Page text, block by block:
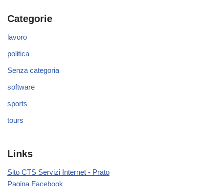
Categorie
lavoro
politica
Senza categoria
software
sports
tours
Links
Sito CTS Servizi Internet - Prato
Pagina Facebook